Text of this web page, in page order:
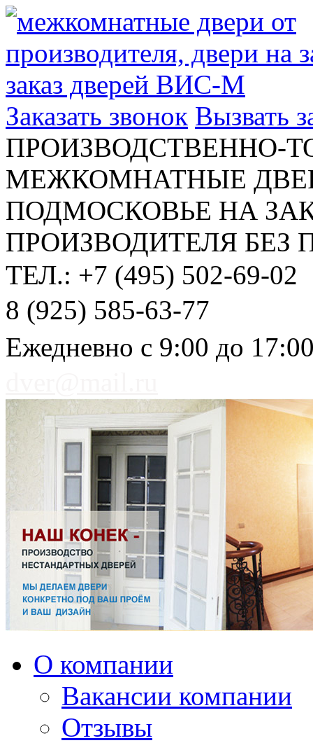
Заказать звонок Вызвать
ПРОИЗВОДСТВЕННО-
МЕЖКОМНАТНЫЕ
ПОДМОСКОВЬЕ НА
ПРОИЗВОДИТЕЛЯ БЕЗ
ТЕЛ.: +7 (495) 502-69-02
8 (925) 585-63-77
Ежедневно с 9:00 до
О компании
Вакансии компании
Отзывы